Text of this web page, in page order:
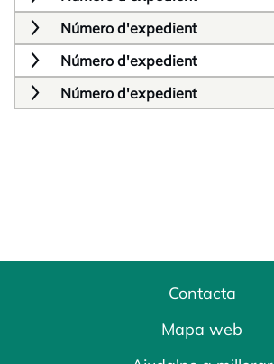
Número d'expedient
Número d'expedient
Número d'expedient
Contacta
Mapa web